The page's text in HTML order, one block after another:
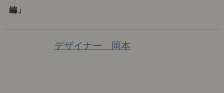
編」
デザイナー 岡本